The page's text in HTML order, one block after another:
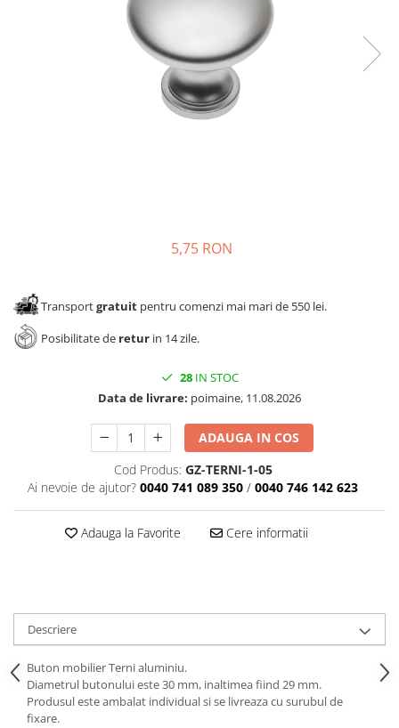
Solutii de curatat & adezivi
Alte accesorii mobila
5,75 RON
Transportgratuit pentru comenzi mai mari de 550 lei.
Posibilitate de retur in 14 zile.
28IN STOC
Data de livrare: poimaine, 11.08.2026
ADAUGA IN COS
Cod Produs: GZ-TERNI-1-05
Ai nevoie de ajutor? 0040 741 089 350 / 0040 746 142 623
Adauga la Favorite Cere informatii
Descriere
Buton mobilier Terni aluminiu.
Diametrul butonului este 30 mm, inaltimea fiind 29 mm.
Produsul este ambalat individual si se livreaza cu surubul de
fixare.